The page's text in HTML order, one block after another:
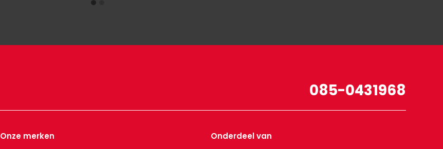
085-0431968
Onze merken
Onderdeel van